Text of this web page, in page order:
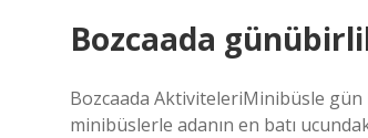
Bozcaada
Bozcaada AktiviteleriMinibüsle gün
minibüslerle adanın en batı